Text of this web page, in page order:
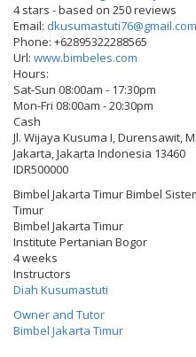
4stars - based on 250reviews
Email: dkusumastuti76@gmail.com
Phone: +62895322288565
Url: www.bimbeles.com
Hours:
Sat-Sun 08:00am - 17:30pm
Mon-Fri 08:00am - 20:30pm
Cash
Jl. Wijaya Kusuma I, Durensawit,
Jakarta,Jakarta Indonesia 13460
IDR500000
Bimbel Jakarta Timur Bimbel
Timur
Bimbel Jakarta Timur
Institute Pertanian Bogor
4 weeks
Instructors
Diah Kusumastuti
Owner and Tutor
Bimbel Jakarta Timur